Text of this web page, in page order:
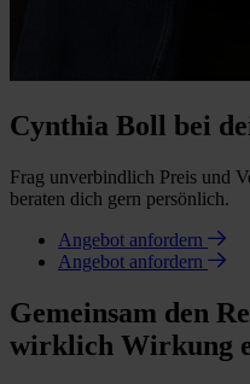
Cynthia Boll bei
Frag unverbindlich Preis und
beraten dich gern persönlich.
Angebot anfordern
Angebot anfordern
Gemeinsam den
wirklich Wirkung